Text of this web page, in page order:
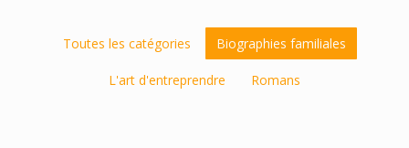
Toutes les catégories Biographies familiales
L'art d'entreprendre Romans